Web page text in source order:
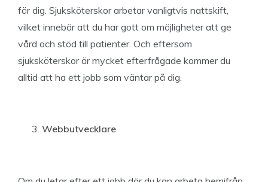
för dig. Sjuksköterskor arbetar vanligtvis nattskift,
vilket innebär att du har gott om möjligheter att ge
vård och stöd till patienter. Och eftersom
sjuksköterskor är mycket efterfrågade kommer du
alltid att ha ett jobb som väntar på dig.
Webbutvecklare